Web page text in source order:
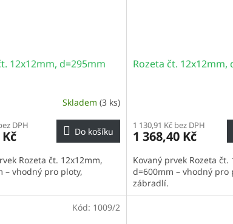
12x12mm, d=295mm
Skladem (3 ks)
DPH
Do košíku
Rozeta čt. 12x12mm,
– vhodný pro ploty,
Rozeta čt. 12x12mm,
1 130,91 Kč bez DPH
1 368,40 Kč
Kovaný prvek Rozeta čt.
d=600mm – vhodný pro
zábradlí.
Kód: 1009/2